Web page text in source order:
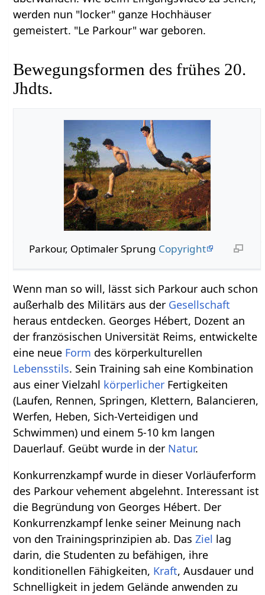
werden nun "locker" ganze Hochhäuser
gemeistert. "Le Parkour" war geboren.
Bewegungsformen des frühes 20.
Jhdts.
Parkour, Optimaler Sprung Copyright
Wenn man so will, lässt sich Parkour auch schon
außerhalb des Militärs aus der Gesellschaft
heraus entdecken. Georges Hébert, Dozent an
der französischen Universität Reims, entwickelte
eine neue Form des körperkulturellen
Lebensstils. Sein Training sah eine Kombination
aus einer Vielzahl körperlicher Fertigkeiten
(Laufen, Rennen, Springen, Klettern, Balancieren,
Werfen, Heben, Sich-Verteidigen und
Schwimmen) und einem 5-10 km langen
Dauerlauf. Geübt wurde in der Natur.
Konkurrenzkampf wurde in dieser Vorläuferform
des Parkour vehement abgelehnt. Interessant ist
die Begründung von Georges Hébert. Der
Konkurrenzkampf lenke seiner Meinung nach
von den Trainingsprinzipien ab. DasZiel lag
darin, die Studenten zu befähigen, ihre
konditionellen Fähigkeiten, Kraft, Ausdauer und
Schnelligkeit in jedem Gelände anwenden zu